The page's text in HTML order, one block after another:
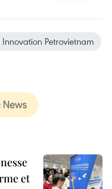
Innovation Petrovietnam
et